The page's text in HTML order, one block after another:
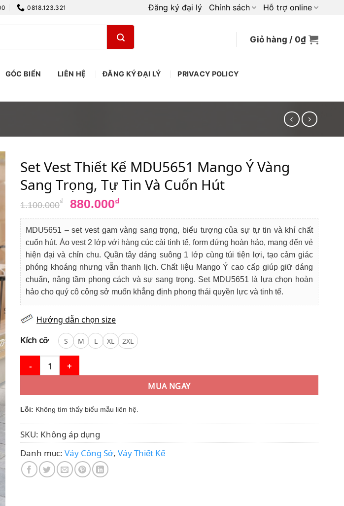
0818.123.321 Đăng ký đại lý Chính sách Hỗ trợ online
Giỏ hàng / 0₫
GÓC BIỂN LIÊN HỆ ĐĂNG KÝ ĐẠI LÝ PRIVACY POLICY
Set Vest Thiết Kế MDU5651 Mango Ý Vàng
Sang Trọng, Tự Tin Và Cuốn Hút
1.100.000₫
Giá
là:
1.100.000₫.
880.000₫Giá
tại
là:
880.000₫.
MDU5651 – set vest gam vàng sang trọng, biểu tượng của sự tự tin và khí chất
cuốn hút. Áo vest 2 lớp với hàng cúc cài tinh tế, form đứng hoàn hảo, mang đến vẻ
hiện đại và chỉn chu. Quần tây dáng suông 1 lớp cùng túi tiện lợi, tạo cảm giác
phóng khoáng nhưng vẫn thanh lịch. Chất liệu Mango Ý cao cấp giúp giữ dáng
chuẩn, nâng tầm phong cách và sự sang trọng. Set MDU5651 là lựa chọn hoàn
hảo cho quý cô công sở muốn khẳng định phong thái quyền lực và tinh tế.
Hướng dẫn chọn size
Kích cỡ S M L XL 2XL
Set Vest Thiết Kế MDU5651 Mango Ý Vàng Sang Trọng, Tự Tin Và Cuốn Hút số lượng
MUA NGAY
Lỗi: Không tìm thấy biểu mẫu liên hệ.
SKU:Không áp dụng
Danh mục:Váy Công Sở,Váy Thiết Kế